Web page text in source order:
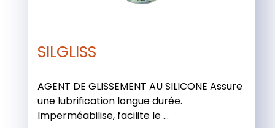
SILGLISS
AGENT DE GLISSEMENT AU SILICONE Assure
une lubrification longue durée.
Imperméabilise, facilite le ...